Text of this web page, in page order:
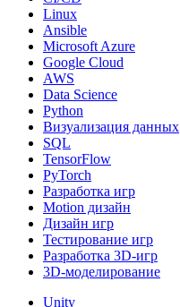
Linux
Ansible
Microsoft Azure
Google Cloud
AWS
Data Science
Python
Визуализация данных
SQL
TensorFlow
PyTorch
Разработка игр
Motion дизайн
Дизайн игр
Тестирование игр
Разработка 3D-игр
3D-моделирование
Unity